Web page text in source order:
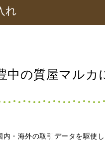
れ
中の質屋マルカ
・海外の取引データを駆使